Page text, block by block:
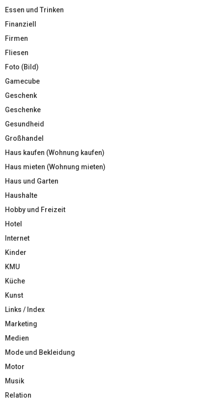
Essen und Trinken
Finanziell
Firmen
Fliesen
Foto (Bild)
Gamecube
Geschenk
Geschenke
Gesundheid
Großhandel
Haus kaufen (Wohnung kaufen)
Haus mieten (Wohnung mieten)
Haus und Garten
Haushalte
Hobby und Freizeit
Hotel
Internet
Kinder
KMU
Küche
Kunst
Links / Index
Marketing
Medien
Mode und Bekleidung
Motor
Musik
Relation